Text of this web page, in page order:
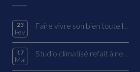
23
Fév
Faire vivre son bien toute l’année : optimiser sa location à Sanary-sur-Mer
17
Mai
Studio climatisé refait à neuf façe à la mer six fours les plages